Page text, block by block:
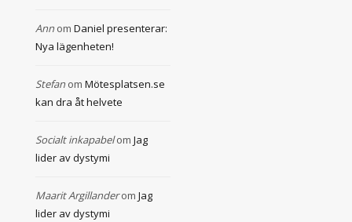
Ann om Daniel presenterar:
Nya lägenheten!
Stefan om Mötesplatsen.se
kan dra åt helvete
Socialt inkapabelom Jag
lider av dystymi
Maarit Argillanderom Jag
lider av dystymi